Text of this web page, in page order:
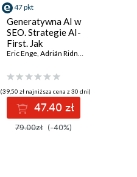
47 pkt
Generatywna AI w
SEO. Strategie AI-
First. Jak
zwiększyć jakość,
Eric Enge, Adrián Ridner
(39,50 zł najniższa cena z 30 dni)
47.40 zł
79.00zł (-40%)